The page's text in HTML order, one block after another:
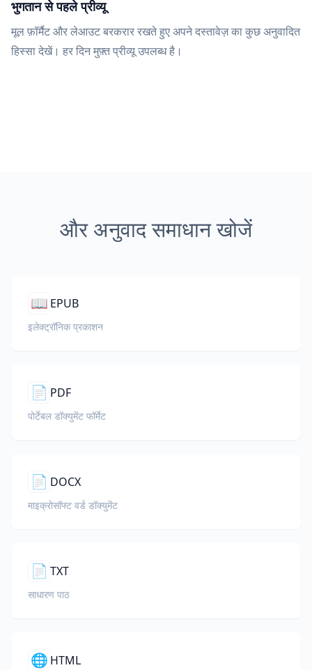
भुगतान से पहले प्रीव्यू
मूल फ़ॉर्मैट और लेआउट बरकरार रखते हुए अपने दस्तावेज़ का कुछ अनुवादित
हिस्सा देखें। हर दिन मुफ़्त प्रीव्यू उपलब्ध है।
और अनुवाद समाधान खोजें
📖 EPUB
इलेक्ट्रॉनिक प्रकाशन
📄 PDF
पोर्टेबल डॉक्युमेंट फॉर्मेट
📄 DOCX
माइक्रोसॉफ्ट वर्ड डॉक्युमेंट
📄 TXT
साधारण पाठ
🌐 HTML